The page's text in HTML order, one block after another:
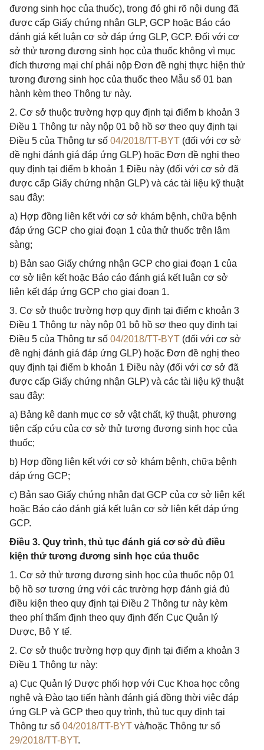
đương sinh học của thuốc), trong đó ghi rõ nội dung đã
được cấp Giấy chứng nhận GLP, GCP hoặc Báo cáo
đánh giá kết luận cơ sở đáp ứng GLP, GCP. Đối với cơ
sở thử tương đương sinh học của thuốc không vì mục
đích thương mại chỉ phải nộp Đơn đề nghị thực hiện thử
tương đương sinh học của thuốc theo Mẫu số 01 ban
hành kèm theo Thông tư này.
2. Cơ sở thuộc trường hợp quy định tại điểm b khoản 3
Điều 1 Thông tư này nộp 01 bộ hồ sơ theo quy định tại
Điều 5 của Thông tư số 04/2018/TT-BYT (đối với cơ sở
đề nghị đánh giá đáp ứng GLP) hoặc Đơn đề nghị theo
quy định tại điểm b khoản 1 Điều này (đối với cơ sở đã
được cấp Giấy chứng nhận GLP) và các tài liệu kỹ thuật
sau đây:
a) Hợp đồng liên kết với cơ sở khám bệnh, chữa bệnh
đáp ứng GCP cho giai đoạn 1 của thử thuốc trên lâm
sàng;
b) Bản sao Giấy chứng nhận GCP cho giai đoạn 1 của
cơ sở liên kết hoặc Báo cáo đánh giá kết luận cơ sở
liên kết đáp ứng GCP cho giai đoạn 1.
3. Cơ sở thuộc trường hợp quy định tại điểm c khoản 3
Điều 1 Thông tư này nộp 01 bộ hồ sơ theo quy định tại
Điều 5 của Thông tư số 04/2018/TT-BYT (đối với cơ sở
đề nghị đánh giá đáp ứng GLP) hoặc Đơn đề nghị theo
quy định tại điểm b khoản 1 Điều này (đối với cơ sở đã
được cấp Giấy chứng nhận GLP) và các tài liệu kỹ thuật
sau đây:
a) Bảng kê danh mục cơ sở vật chất, kỹ thuật, phương
tiện cấp cứu của cơ sở thử tương đương sinh học của
thuốc;
b) Hợp đồng liên kết với cơ sở khám bệnh, chữa bệnh
đáp ứng GCP;
c) Bản sao Giấy chứng nhận đạt GCP của cơ sở liên kết
hoặc Báo cáo đánh giá kết luận cơ sở liên kết đáp ứng
GCP.
Điều 3. Quy trình, thủ tục đánh giá cơ sở đủ điều
kiện thử tương đương sinh học của thuốc
1. Cơ sở thử tương đương sinh học của thuốc nộp 01
bộ hồ sơ tương ứng với các trường hợp đánh giá đủ
điều kiện theo quy định tại Điều 2 Thông tư này kèm
theo phí thẩm định theo quy định đến Cục Quản lý
Dược, Bộ Y tế.
2. Cơ sở thuộc trường hợp quy định tại điểm a khoản 3
Điều 1 Thông tư này:
a) Cục Quản lý Dược phối hợp với Cục Khoa học công
nghệ và Đào tạo tiến hành đánh giá đồng thời việc đáp
ứng GLP và GCP theo quy trình, thủ tục quy định tại
Thông tư số 04/2018/TT-BYT và/hoặc Thông tư số
29/2018/TT-BYT.